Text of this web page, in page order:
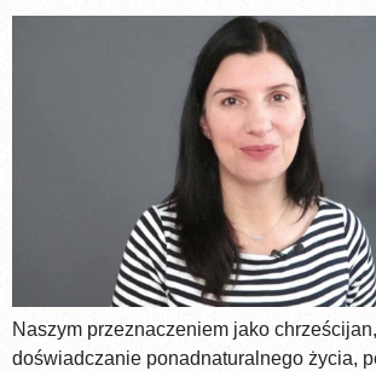
Naszym przeznaczeniem jako
doświadczanie ponadnaturalnego życia,